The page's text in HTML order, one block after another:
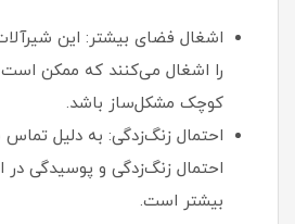
اشغال فضای بیشتر: این
را اشغال می‌کنند که ممکن
کوچک مشکل‌ساز باشد.
احتمال زنگ‌زدگی: به دلیل تماس
احتمال زنگ‌زدگی و پوسیدگی در
بیشتر است.